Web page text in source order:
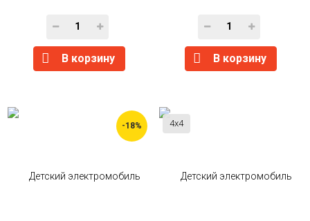
В корзину В корзину
-18% 4x4